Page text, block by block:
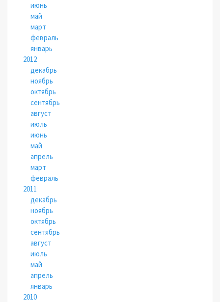
июнь
май
март
февраль
январь
2012
декабрь
ноябрь
октябрь
сентябрь
август
июль
июнь
май
апрель
март
февраль
2011
декабрь
ноябрь
октябрь
сентябрь
август
июль
май
апрель
январь
2010